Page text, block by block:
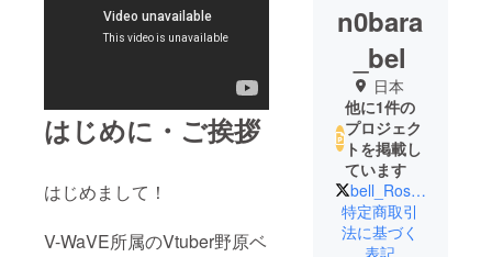
はじめに・ご挨拶
はじめまして！
V-WaVE所属のVtuber野原ベ
n0bara
_bel
日本
他に1件の
プロジェク
トを掲載し
ています
bell_Rose1
特定商取引
法に基づく
表記